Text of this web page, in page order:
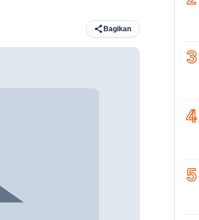
Bagikan
3
4
5